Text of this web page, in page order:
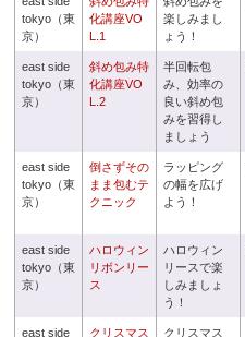
tokyo（東
京）
化講座VO
L.1
楽しみまし
ょう！
east side
tokyo（東
京）
斜め包み特
化講座VO
L.2
半回転包
み、効率の
良い斜め包
みを習得し
ましょう
east side
tokyo（東
京）
倒さずその
まま包むテ
クニック
ラッピング
の幅を広げ
よう！
east side
tokyo（東
京）
ハロウィン
リボンリー
ス
ハロウィン
リースで楽
しみましょ
う！
east side
クリスマス
クリスマス